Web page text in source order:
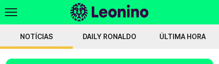
NOTÍCIAS DAILY RONALDO ÚLTIMA HORA